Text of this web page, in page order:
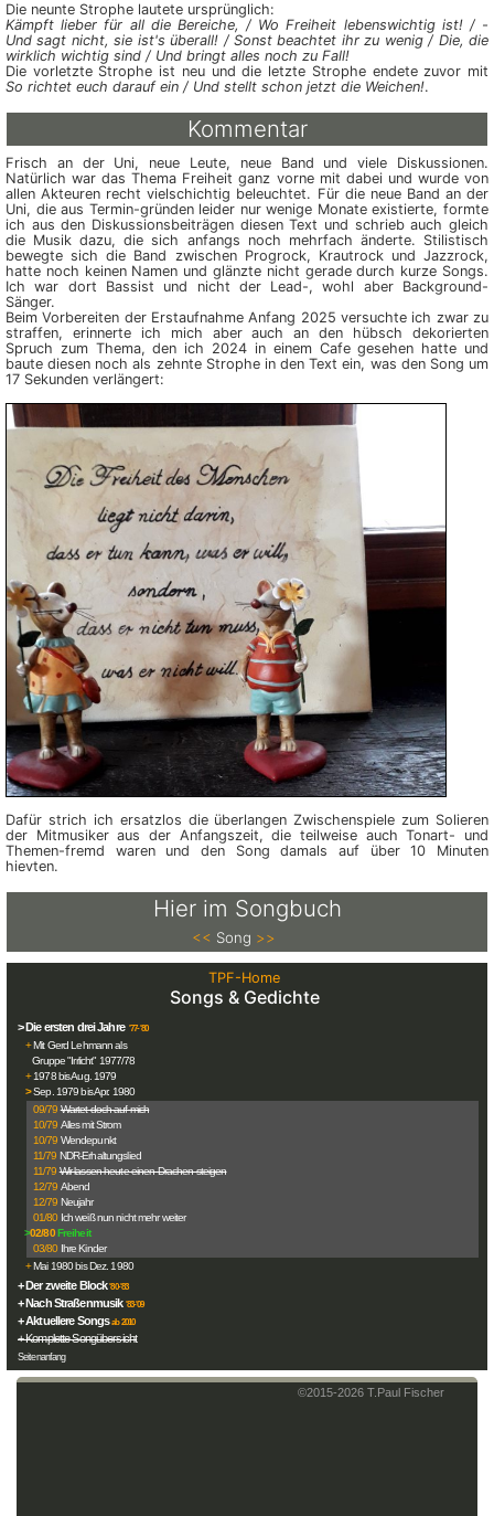
Die neunte Strophe lautete ursprünglich:
Kämpft lieber für all die Bereiche, / Wo Freiheit lebenswichtig ist! / -
Und sagt nicht, sie ist's überall! / Sonst beachtet ihr zu wenig / Die, die
wirklich wichtig sind / Und bringt alles noch zu Fall!
Die vorletzte Strophe ist neu und die letzte Strophe endete zuvor mit
So richtet euch darauf ein / Und stellt schon jetzt die Weichen!.
Kommentar
Frisch an der Uni, neue Leute, neue Band und viele Diskussionen.
Natürlich war das Thema Freiheit ganz vorne mit dabei und wurde von
allen Akteuren recht vielschichtig beleuchtet. Für die neue Band an der
Uni, die aus Termin-gründen leider nur wenige Monate existierte, formte
ich aus den Dis­kussions­bei­trä­gen diesen Text und schrieb auch gleich
die Musik dazu, die sich anfangs noch mehrfach än­derte. Stilistisch
bewegte sich die Band zwischen Progrock, Krautrock und Jazzrock,
hatte noch keinen Namen und glänzte nicht gerade durch kurze Songs.
Ich war dort Bassist und nicht der Lead-, wohl aber Background-
Sänger.
Beim Vorbereiten der Erstaufnahme Anfang 2025 versuchte ich zwar zu
straffen, erinnerte ich mich aber auch an den hübsch dekorierten
Spruch zum Thema, den ich 2024 in einem Cafe gesehen hatte und
baute diesen noch als zehnte Strophe in den Text ein, was den Song um
17 Sekunden verlängert:
Dafür strich ich ersatzlos die über­langen Zwischenspiele zum Solieren
der Mitmusiker aus der Anfangszeit, die teilweise auch Tonart- und
Themen-fremd waren und den Song damals auf über 10 Minuten
hievten.
Hier im Songbuch
<< Song >>
TPF-Home
Songs & Gedichte
> Die ersten drei Jahre '77-'80
+Mit Gerd Lehmann als
Gruppe "Irrlicht" 1977/78
+1978 bis Aug. 1979
>Sep. 1979 bis Apr. 1980
09/79Wartet doch auf mich
10/79 Alles mit Strom
10/79 Wendepunkt
11/79 NDR-Erhaltungslied
11/79Wir lassen heute einen Drachen steigen
12/79 Abend
12/79 Neujahr
01/80 Ich weiß nun nicht mehr weiter
>02/80Freiheit
03/80 Ihre Kinder
+Mai 1980 bis Dez. 1980
+ Der zweite Block '80-'83
+ Nach Straßenmusik '83-'09
+ Aktuellere Songs ab 2010
+ Komplette Songübersicht
Seitenanfang
©2015-2026 T.Paul Fischer